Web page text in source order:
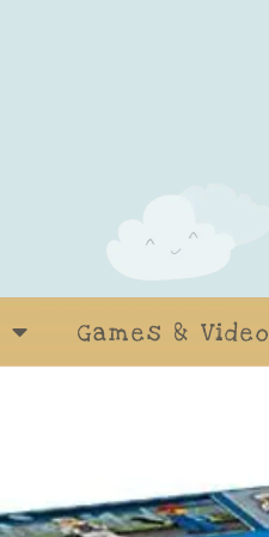
Games & Video